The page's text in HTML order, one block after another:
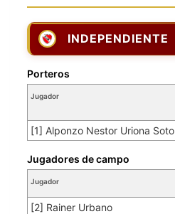
INDEPENDIENTE
Jugador
[1] Alponzo Nestor Uriona Soto
Porteros
Jugador
[2] Rainer Urbano
Jugadores de campo